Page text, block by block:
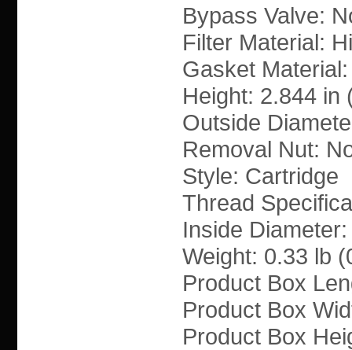
Bypass Valve:
Filter Material:
Gasket
Height: 2.844 in
Outside
Removal Nut:
Style: Cartridge
Thread
Inside
Weight: 0.33 lb
Product Box
Product Box
Product Box